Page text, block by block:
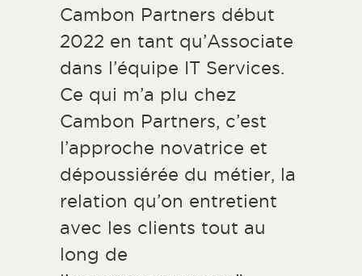
Cambon Partners début
2022 en tant qu’Associate
dans l’équipe IT Services.
Ce qui m’a plu chez
Cambon Partners, c’est
l’approche novatrice et
dépoussiérée du métier, la
relation qu’on entretient
avec les clients tout au
long de